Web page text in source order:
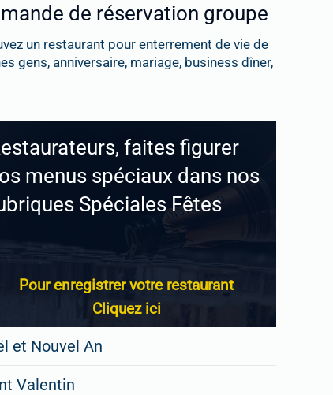
de réservation groupe
un restaurant pour enterrement de vie de
gens, anniversaire, mariage, business dîner,
faites figurer
menus spéciaux dans nos
Spéciales Fêtes
Pour enregistrer votre restaurant
Cliquez ici
et Nouvel An
Valentin